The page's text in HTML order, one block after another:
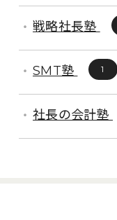
戦略社長塾
SMT塾 1
社長の会計塾